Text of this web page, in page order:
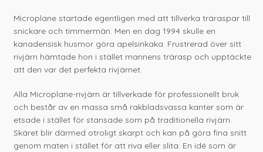
Microplane startade egentligen med att tillverka träraspar till
snickare och timmermän. Men en dag 1994 skulle en
kanadensisk husmor göra apelsinkaka. Frustrerad över sitt
rivjärn hämtade hon i stället mannens trärasp och upptäckte
att den var det perfekta rivjärnet.
Alla Microplane-rivjärn är tillverkade för professionellt bruk
och består av en massa små rakbladsvassa kanter som är
etsade i stället för stansade som på traditionella rivjärn.
Skäret blir därmed otroligt skarpt och kan på göra fina snitt
genom maten i stället för att riva eller slita: En idé som är